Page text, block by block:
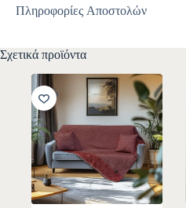
Πληροφορίες Αποστολών
Σχετικά προϊόντα
-10%